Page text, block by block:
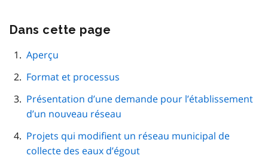
Dans cette page
Aperçu
Format et processus
Présentation d’une demande pour l’établissement
d’un nouveau réseau
Projets qui modifient un réseau municipal de
collecte des eaux d’égout